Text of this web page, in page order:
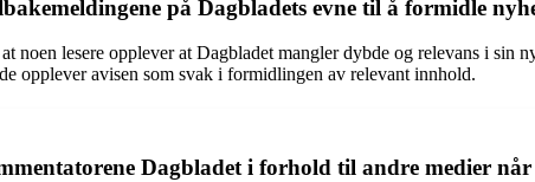
på Dagbladets evne til å formidle
noen lesere opplever at Dagbladet mangler dybde og relevans i
opplever avisen som svak i formidlingen av relevant innhold.
Dagbladet i forhold til andre medier